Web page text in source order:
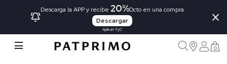
Descarga la APP y recibe 20%Dcto en una compra
Descargar
Aplican TyC
×
0